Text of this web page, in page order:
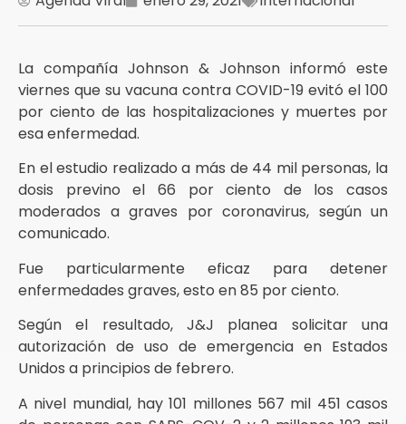
La compañía Johnson & Johnson informó este
viernes que su vacuna contra COVID-19 evitó el 100
por ciento de las hospitalizaciones y muertes por
esa enfermedad.
En el estudio realizado a más de 44 mil personas, la
dosis previno el 66 por ciento de los casos
moderados a graves por coronavirus, según un
comunicado.
Fue particularmente eficaz para detener
enfermedades graves, esto en 85 por ciento.
Según el resultado, J&J planea solicitar una
autorización de uso de emergencia en Estados
Unidos a principios de febrero.
A nivel mundial, hay 101 millones 567 mil 451 casos